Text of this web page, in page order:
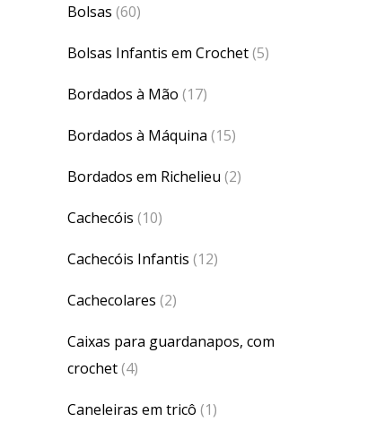
Bolsas (60)
Bolsas Infantis em Crochet(5)
Bordados à Mão (17)
Bordados à Máquina (15)
Bordados em Richelieu (2)
Cachecóis (10)
Cachecóis Infantis (12)
Cachecolares (2)
Caixas para guardanapos, com
crochet(4)
Caneleiras em tricô (1)